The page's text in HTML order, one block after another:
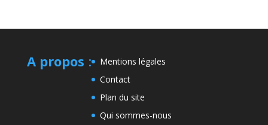
A propos :
Mentions légales
Contact
Plan du site
Qui sommes-nous